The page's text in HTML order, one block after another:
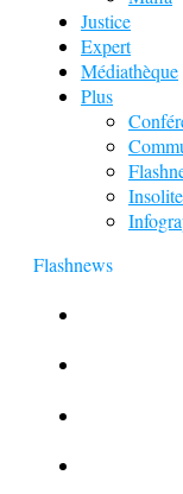
Justice
Expert
Médiathèque
Plus
Insolite
Flashnews